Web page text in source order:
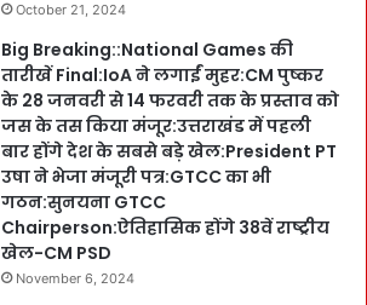
October 21, 2024
Big Breaking::National Games की
तारीखें Final:IoA ने लगाईं मुहर:CM पुष्कर
के 28 जनवरी से 14 फरवरी तक के प्रस्ताव को
जस के तस किया मंजूर:उत्तराखंड में पहली
बार होंगे देश के सबसे बड़े खेल:President PT
उषा ने भेजा मंजूरी पत्र:GTCC का भी
गठन:सुनयना GTCC
Chairperson:ऐतिहासिक होंगे 38वें राष्ट्रीय
खेल-CM PSD
November 6, 2024